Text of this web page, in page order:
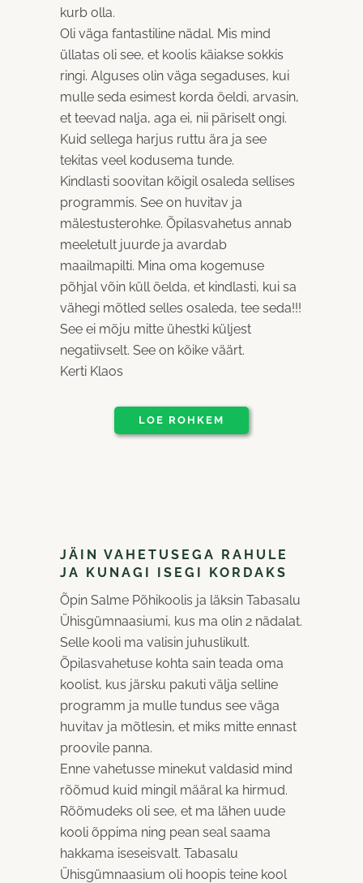
kurb olla.
Oli väga fantastiline nädal. Mis mind
üllatas oli see, et koolis käiakse sokkis
ringi. Alguses olin väga segaduses, kui
mulle seda esimest korda öeldi, arvasin,
et teevad nalja, aga ei, nii päriselt ongi.
Kuid sellega harjus ruttu ära ja see
tekitas veel kodusema tunde.
Kindlasti soovitan kõigil osaleda sellises
programmis. See on huvitav ja
mälestusterohke. Õpilasvahetus annab
meeletult juurde ja avardab
maailmapilti. Mina oma kogemuse
põhjal võin küll öelda, et kindlasti, kui sa
vähegi mõtled selles osaleda, tee seda!!!
See ei mõju mitte ühestki küljest
negatiivselt. See on kõike väärt.
Kerti Klaos
LOE ROHKEM
JÄIN VAHETUSEGA RAHULE
JA KUNAGI ISEGI KORDAKS
Õpin Salme Põhikoolis ja läksin Tabasalu
Ühisgümnaasiumi, kus ma olin 2 nädalat.
Selle kooli ma valisin juhuslikult.
Õpilasvahetuse kohta sain teada oma
koolist, kus järsku pakuti välja selline
programm ja mulle tundus see väga
huvitav ja mõtlesin, et miks mitte ennast
proovile panna.
Enne vahetusse minekut valdasid mind
rõõmud kuid mingil määral ka hirmud.
Rõõmudeks oli see, et ma lähen uude
kooli õppima ning pean seal saama
hakkama iseseisvalt. Tabasalu
Ühisgümnaasium oli hoopis teine kool